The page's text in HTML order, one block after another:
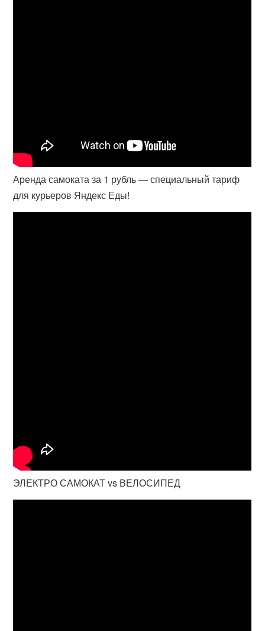
Аренда самоката за 1 рубль — специальный тариф
для курьеров Яндекс Еды!
ЭЛЕКТРО САМОКАТ vs ВЕЛОСИПЕД